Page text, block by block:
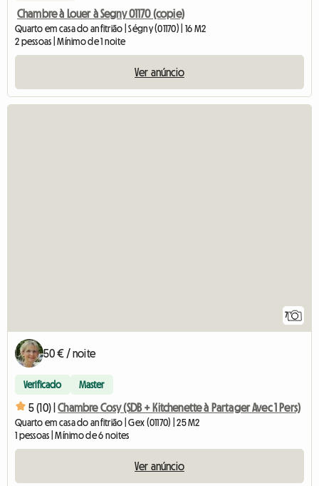
Chambre à Louer à Segny 01170 (copie)
Quarto em casa do anfitrião | Ségny (01170) | 16 M2
2 pessoas | Mínimo de 1 noite
Ver anúncio
7
50 € / noite
Verificado Master
5 (10) | Chambre Cosy (SDB + Kitchenette à Partager Avec 1 Pers)
Quarto em casa do anfitrião | Gex (01170) | 25 M2
1 pessoas | Mínimo de 6 noites
Ver anúncio